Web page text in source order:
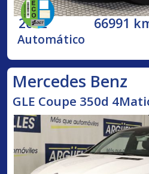
2022 66991
Automático
Mercedes Benz
GLE Coupe 350d